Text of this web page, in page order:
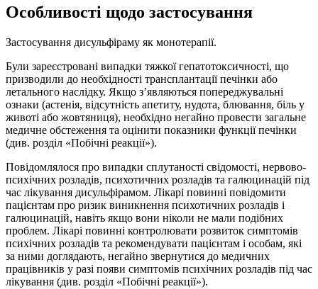
Особливості щодо застосування
Застосування дисульфіраму як монотерапії.
Були зареєстровані випадки тяжкої гепатотоксичності, що
призводили до необхідності трансплантації печінки або
летального наслідку. Якщо з’являються попереджувальні
ознаки (астенія, відсутність апетиту, нудота, блювання, біль у
животі або жовтяниця), необхідно негайно провести загальне
медичне обстеження та оцінити показники функції печінки
(див. розділ «Побічні реакції»).
Повідомлялося про випадки сплутаності свідомості, нервово-
психічних розладів, психотичних розладів та галюцинацій під
час лікування дисульфірамом. Лікарі повинні повідомити
пацієнтам про ризик виникнення психотичних розладів і
галюцинацій, навіть якщо вони ніколи не мали подібних
проблем. Лікарі повинні контролювати розвиток симптомів
психічних розладів та рекомендувати пацієнтам і особам, які
за ними доглядають, негайно звернутися до медичних
працівників у разі появи симптомів психічних розладів під час
лікування (див. розділ «Побічні реакції»).